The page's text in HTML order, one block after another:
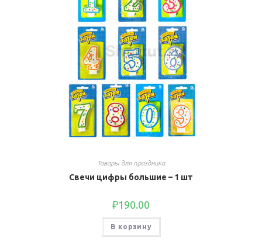
Товары для праздника
Свечи цифры большие – 1 шт
₽190.00
В корзину